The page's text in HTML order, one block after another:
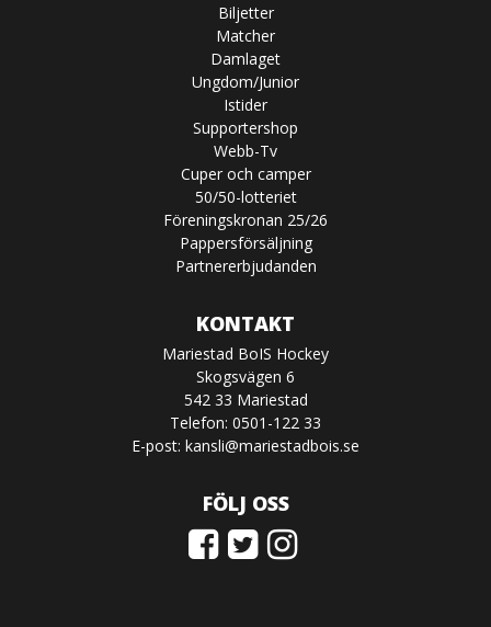
Biljetter
Matcher
Damlaget
Ungdom/Junior
Istider
Supportershop
Webb-Tv
Cuper och camper
50/50-lotteriet
Föreningskronan 25/26
Pappersförsäljning
Partnererbjudanden
KONTAKT
Mariestad BoIS Hockey
Skogsvägen 6
542 33 Mariestad
Telefon: 0501-122 33
E-post: kansli@mariestadbois.se
FÖLJ OSS